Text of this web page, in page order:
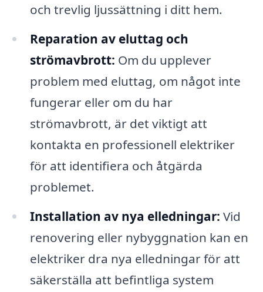
och trevlig ljussättning i ditt hem.
Reparation av eluttag och
strömavbrott: Om du upplever
problem med eluttag, om något inte
fungerar eller om du har
strömavbrott, är det viktigt att
kontakta en professionell elektriker
för att identifiera och åtgärda
problemet.
Installation av nya elledningar: Vid
renovering eller nybyggnation kan en
elektriker dra nya elledningar för att
säkerställa att befintliga system